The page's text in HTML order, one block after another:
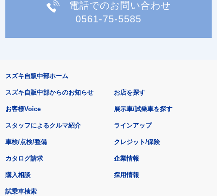
電話でのお問い合わせ
0561-75-5585
スズキ自販中部ホーム
スズキ自販中部からのお知らせ
お客様Voice
スタッフによるクルマ紹介
お店を探す
展示車/試乗車を探す
ラインアップ
車検/点検/整備 クレジット/保険
カタログ請求
購入相談
試乗車検索
企業情報
採用情報